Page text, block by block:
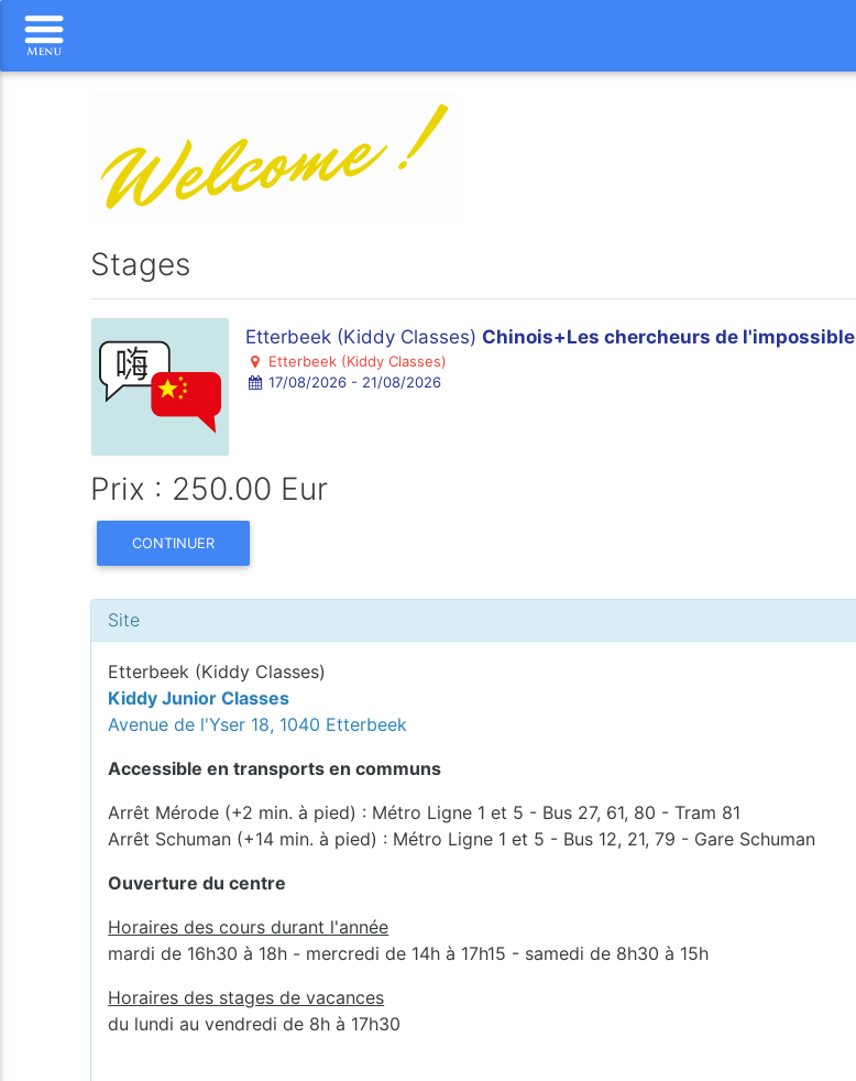
Stages
Etterbeek (Kiddy Classes) Chinois+Les chercheurs de l'impossible
Etterbeek (Kiddy Classes)
17/08/2026 - 21/08/2026
Prix : 250.00 Eur
CONTINUER
Site
Etterbeek (Kiddy Classes)
Kiddy Junior Classes
Avenue de l'Yser 18, 1040 Etterbeek
Accessible en transports en communs
Arrêt Mérode (+2 min. à pied) : Métro Ligne 1 et 5 - Bus 27, 61, 80 - Tram 81
Arrêt Schuman (+14 min. à pied) : Métro Ligne 1 et 5 - Bus 12, 21, 79 - Gare Schuman
Ouverture du centre
Horaires des cours durant l'année
mardi de 16h30 à 18h - mercredi de 14h à 17h15 - samedi de 8h30 à 15h
Horaires des stages de vacances
du lundi au vendredi de 8h à 17h30